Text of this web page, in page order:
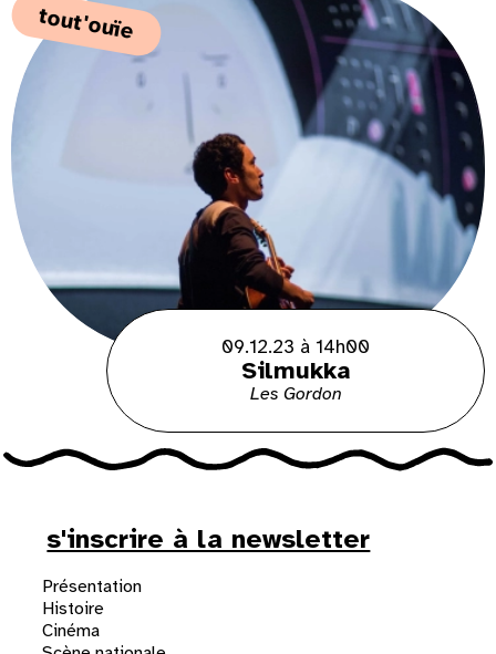
tout'ouïe
09.12.23 à 14h00
Silmukka
Les Gordon
s'inscrire à la newsletter
Présentation
Histoire
Cinéma